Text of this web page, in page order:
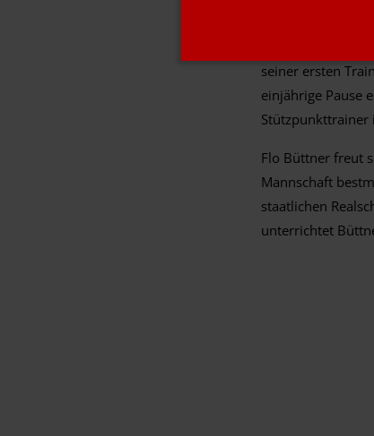
Kickers DHK
seiner ersten
einjährige Pause
Stützpunkttrainer
Flo Büttner freut
Mannschaft
staatlichen
unterrichtet